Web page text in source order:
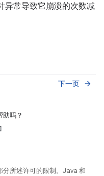
异常导致它崩溃的次数减
下一页 arrow_forward
助吗？
分所述许可的限制。Java 和